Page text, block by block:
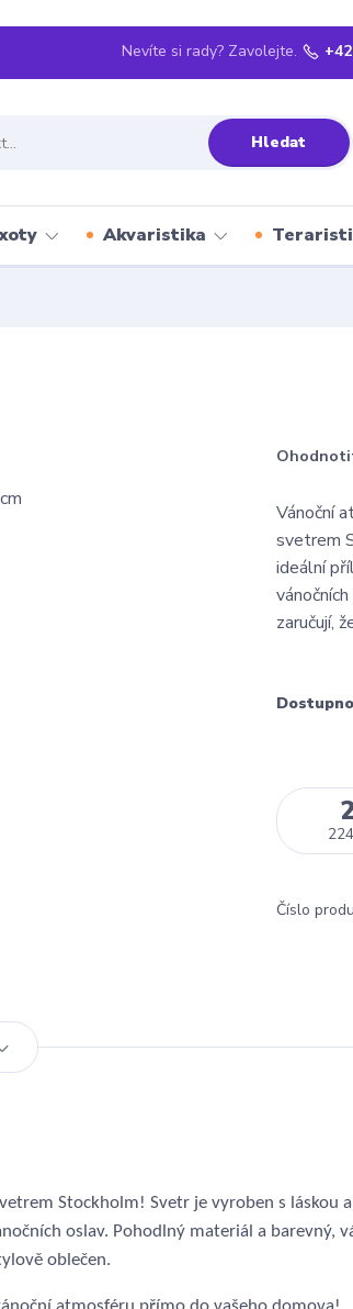
Hledat
Nevíte si rady? Zavolejte.
Akvaristika
Vánoční
svetrem
ideální
zaručují,
Číslo
Stockholm! Svetr je vyroben s láskou
oslav. Pohodlný materiál a barevný,
oblečen.